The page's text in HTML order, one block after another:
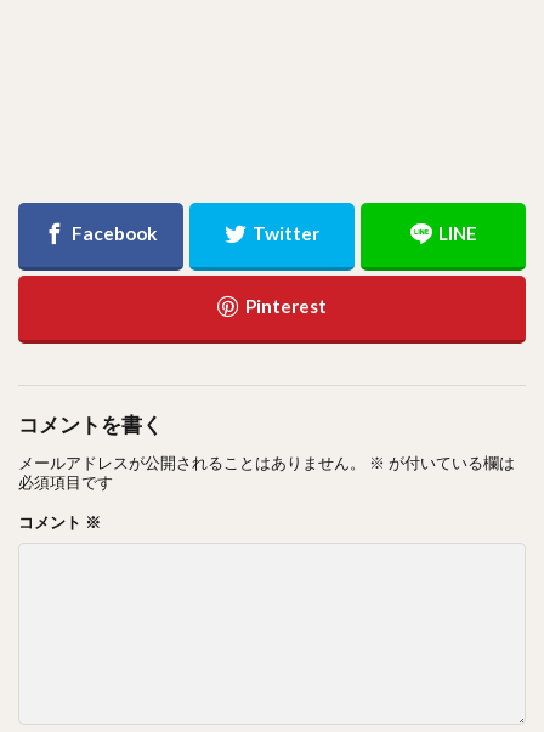
コメントを書く
メールアドレスが公開されることはありません。 ※ が付いている欄は
必須項目です
コメント ※